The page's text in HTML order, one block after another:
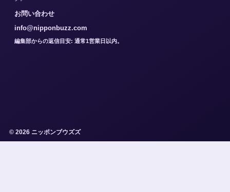
お問い合わせ
info@nipponbuzz.com
編集部からの返信目安: 通常1営業日以内。
© 2026 ニッポンブウズズ